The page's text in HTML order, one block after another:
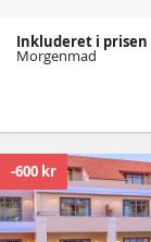
Inkluderet i prisen
Morgenmad
-600 kr